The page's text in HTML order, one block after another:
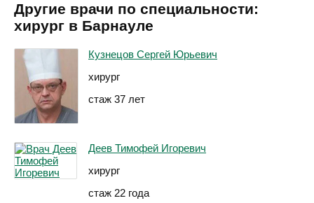
Другие врачи по специальности:
хирург в Барнауле
Кузнецов Сергей Юрьевич
хирург
стаж 37 лет
Деев Тимофей Игоревич
хирург
стаж 22 года